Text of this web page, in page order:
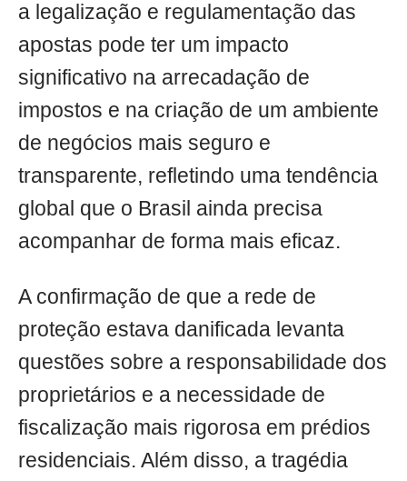
a legalização e regulamentação das
apostas pode ter um impacto
significativo na arrecadação de
impostos e na criação de um ambiente
de negócios mais seguro e
transparente, refletindo uma tendência
global que o Brasil ainda precisa
acompanhar de forma mais eficaz.
A confirmação de que a rede de
proteção estava danificada levanta
questões sobre a responsabilidade dos
proprietários e a necessidade de
fiscalização mais rigorosa em prédios
residenciais. Além disso, a tragédia